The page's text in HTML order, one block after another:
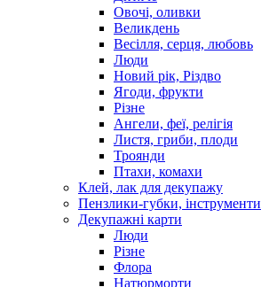
Овочі, оливки
Великдень
Весілля, серця, любовь
Люди
Новий рік, Різдво
Ягоди, фрукти
Різне
Ангели, феї, релігія
Листя, гриби, плоди
Троянди
Птахи, комахи
Клей, лак для декупажу
Пензлики-губки, інструменти
Декупажні карти
Люди
Різне
Флора
Натюрморти